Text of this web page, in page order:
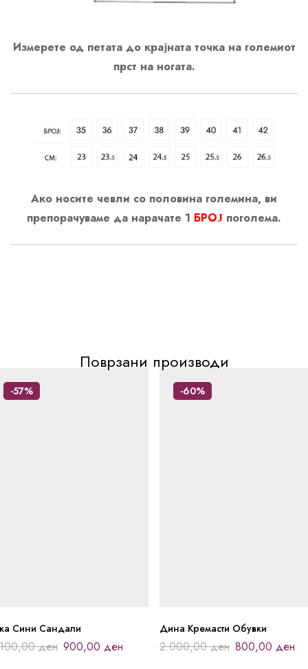
Измерете од петата до крајната точка на големиот
прст на ногата.
Ако носите чевли со половина големина, ви
препорачуваме да нарачате 1 БРОЈ поголема.
Поврзани производи
-57%
Сини Сандали
ден 900,00 ден
-60%
Дина Кремасти Обувки
2.000,00ден 800,00 ден